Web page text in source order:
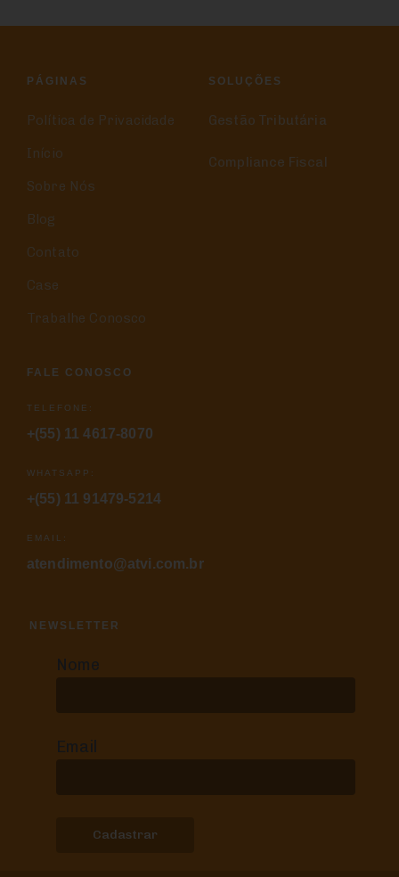
PÁGINAS
Política de Privacidade
Início
Sobre Nós
Blog
Contato
Case
Trabalhe Conosco
SOLUÇÕES
Gestão Tributária
Compliance Fiscal
FALE CONOSCO
TELEFONE:
+(55) 11 4617-8070
WHATSAPP:
+(55) 11 91479-5214
EMAIL:
atendimento@atvi.com.br
NEWSLETTER
Nome
Email